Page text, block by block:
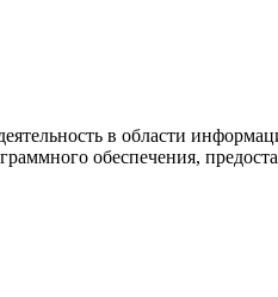
в области
обеспечения,